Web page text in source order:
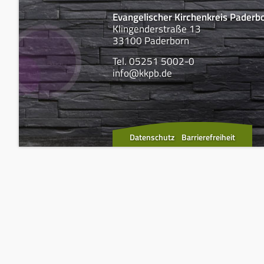
Evangelischer Kirchenkreis
Klingenderstraße 13
33100 Paderborn
Tel. 05251 5002-0
info@kkpb.de
Datenschutz Barrierefreiheit